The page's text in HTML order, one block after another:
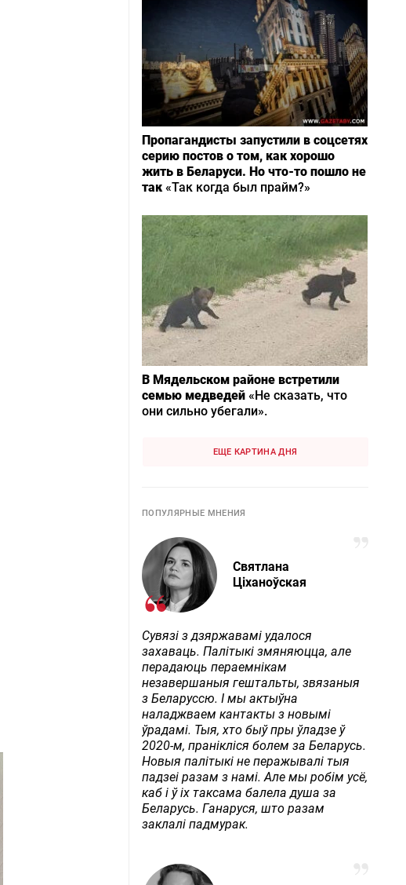
Пропагандисты запустили в соцсетях
серию постов о том, как хорошо
жить в Беларуси. Но что-то пошло не
так «Так когда был прайм?»
В Мядельском районе встретили
семью медведей «Не сказать, что
они сильно убегали».
ЕЩЕ КАРТИНА ДНЯ
ПОПУЛЯРНЫЕ МНЕНИЯ
Святлана
Ціханоўская
Сувязі з дзяржавамі удалося
захаваць. Палітыкі змяняюцца, але
перадаюць пераемнікам
незавершаныя гештальты, звязаныя
з Беларуссю. І мы актыўна
наладжваем кантакты з новымі
ўрадамі. Тыя, хто быў пры ўладзе ў
2020-м, пранікліся болем за Беларусь.
Новыя палітыкі не перажывалі тыя
падзеі разам з намі. Але мы робім усё,
каб і ў іх таксама балела душа за
Беларусь. Ганаруся, што разам
заклалі падмурак.